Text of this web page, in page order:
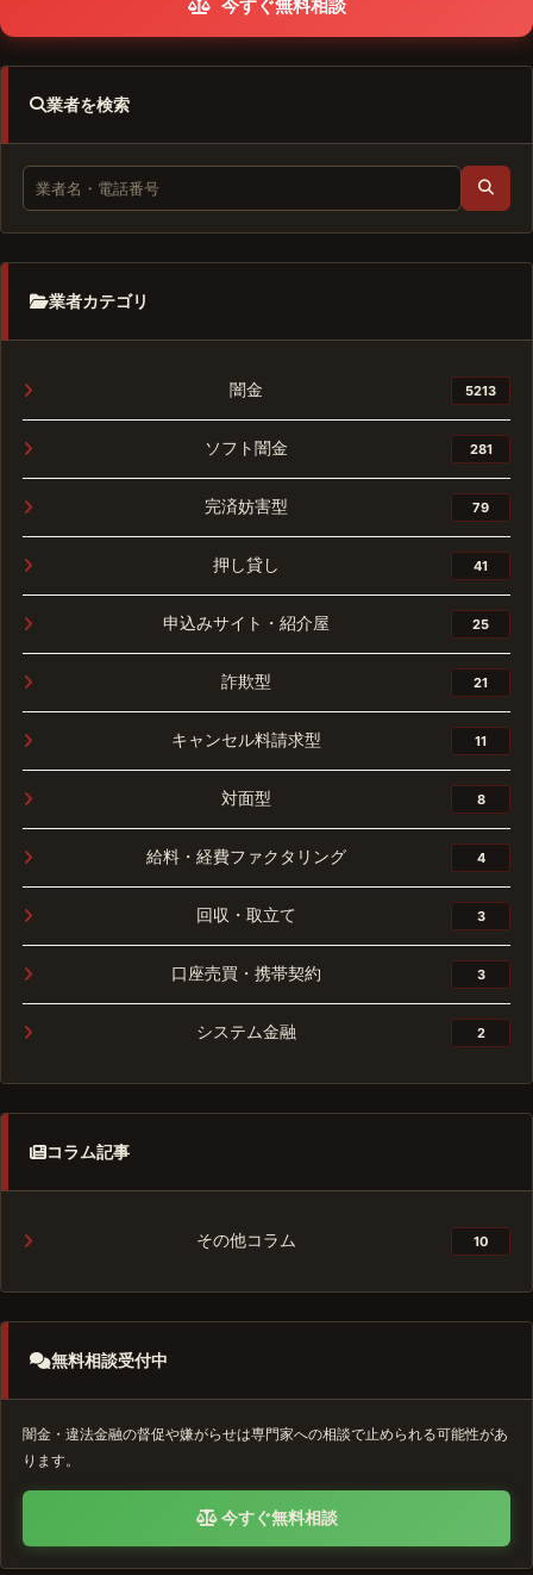
今すぐ無料相談
業者を検索
業者カテゴリ
闇金 5213
ソフト闇金 281
完済妨害型 79
押し貸し 41
申込みサイト・紹介屋 25
詐欺型 21
キャンセル料請求型 11
対面型 8
給料・経費ファクタリング 4
回収・取立て 3
口座売買・携帯契約 3
システム金融 2
コラム記事
その他コラム 10
無料相談受付中
闇金・違法金融の督促や嫌がらせは専門家への相談で止められる可能性があ
ります。
今すぐ無料相談